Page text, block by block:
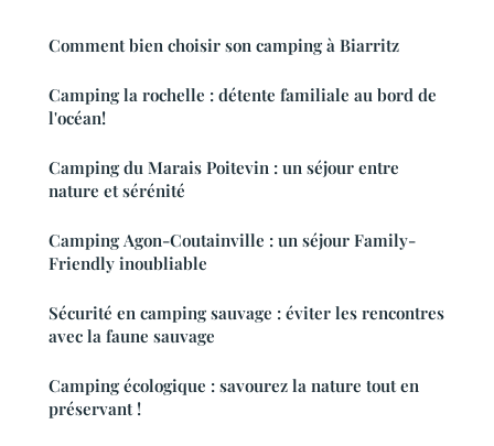
Comment bien choisir son camping à Biarritz
Camping la rochelle : détente familiale au bord de
l'océan!
Camping du Marais Poitevin : un séjour entre
nature et sérénité
Camping Agon-Coutainville : un séjour Family-
Friendly inoubliable
Sécurité en camping sauvage : éviter les rencontres
avec la faune sauvage
Camping écologique : savourez la nature tout en
préservant !